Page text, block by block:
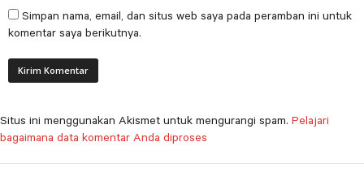
Simpan nama, email, dan situs web saya pada peramban ini untuk
komentar saya berikutnya.
Situs ini menggunakan Akismet untuk mengurangi spam. Pelajari
bagaimana data komentar Anda diproses